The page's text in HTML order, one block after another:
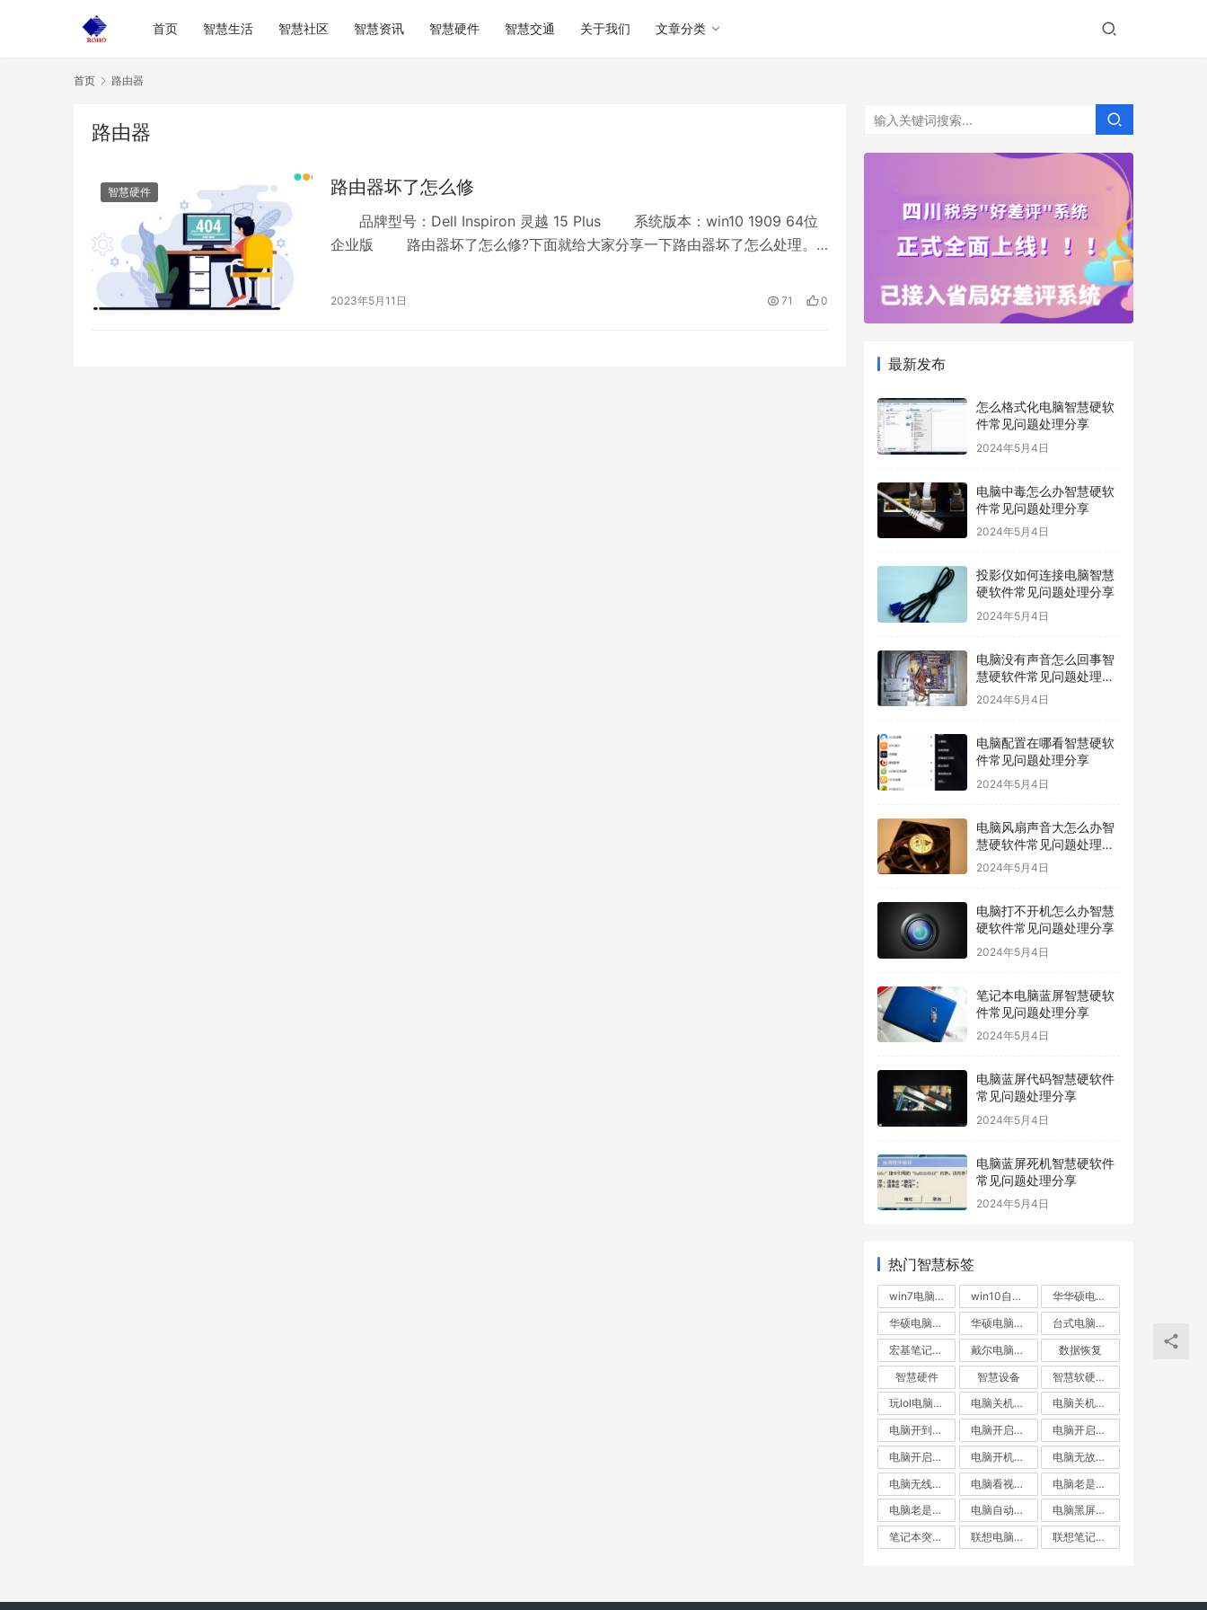
首页 智慧生活 智慧社区 智慧资讯 智慧硬件 智慧交通 关于我们 文章分类
首页 路由器
路由器
智慧硬件 路由器坏了怎么修
品牌型号：Dell Inspiron 灵越 15 Plus 系统版本：win10 1909 64位
企业版 路由器坏了怎么修?下面就给大家分享一下路由器坏了怎么处理。
2023年5月11日 71 0
最新发布
怎么格式化电脑智慧硬软
件常见问题处理分享
2024年5月4日
电脑中毒怎么办智慧硬软
件常见问题处理分享
2024年5月4日
投影仪如何连接电脑智慧
硬软件常见问题处理分享
2024年5月4日
电脑没有声音怎么回事智
慧硬软件常见问题处理分
享
2024年5月4日
电脑配置在哪看智慧硬软
件常见问题处理分享
2024年5月4日
电脑风扇声音大怎么办智
慧硬软件常见问题处理分
享
2024年5月4日
电脑打不开机怎么办智慧
硬软件常见问题处理分享
2024年5月4日
笔记本电脑蓝屏智慧硬软
件常见问题处理分享
2024年5月4日
电脑蓝屏代码智慧硬软件
常见问题处理分享
2024年5月4日
电脑蓝屏死机智慧硬软件
常见问题处理分享
2024年5月4日
热门智慧标签
win7电脑无故重启 win10自动重启
华华硕电脑不断重启
华硕电脑自动重启
华硕电脑重启
台式电脑突然重启
宏基笔记本自动重启
戴尔电脑自动重启
数据恢复
智慧硬件
智慧设备
智慧软硬件常见问题出来
玩lol电脑重启
电脑关机却重启
电脑关机后自动重启
电脑开到一半就重启
电脑开启不断重启
电脑开启后自动重启
电脑开启无线重启
电脑开机就重启
电脑无故重启
电脑无线重启
电脑看视频自动重启
电脑老是重启
电脑老是黑屏重启
电脑自动重启
电脑黑屏重启
笔记本突然重启
联想电脑关机后自动重启 联想笔记本自动重启